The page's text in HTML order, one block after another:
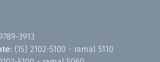
3913
(15) 2102-5100 - ramal 5110